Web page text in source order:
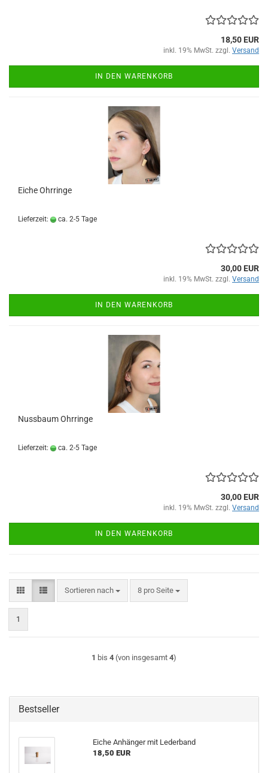
18,50 EUR
inkl. 19% MwSt. zzgl. Versand
IN DEN WARENKORB
Eiche Ohrringe
Lieferzeit: ca. 2-5 Tage
30,00 EUR
inkl. 19% MwSt. zzgl. Versand
IN DEN WARENKORB
Nussbaum Ohrringe
Lieferzeit: ca. 2-5 Tage
30,00 EUR
inkl. 19% MwSt. zzgl. Versand
IN DEN WARENKORB
Sortieren nach
Sortieren nach 8 pro Seite
pro Seite
1
1 bis 4 (von insgesamt 4)
Bestseller
Eiche Anhänger mit Lederband
18,50 EUR